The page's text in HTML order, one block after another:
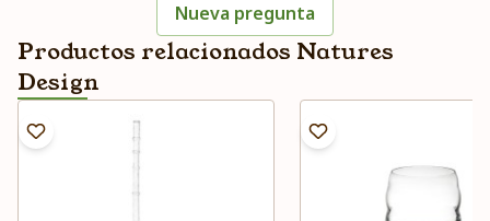
Nueva pregunta
Productos relacionados Natures
Design